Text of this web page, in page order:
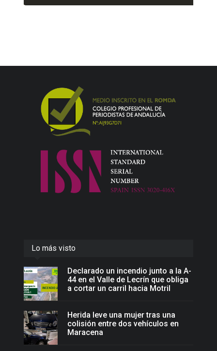
Lo más visto
Declarado un incendio junto a la A-
44 en el Valle de Lecrín que obliga
a cortar un carril hacia Motril
Herida leve una mujer tras una
colisión entre dos vehículos en
Maracena